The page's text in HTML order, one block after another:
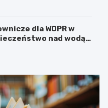
dla WOPR w
nad wodą